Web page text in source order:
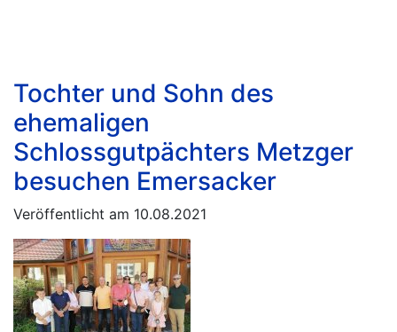
Tochter und Sohn des
ehemaligen
Schlossgutpächters Metzger
besuchen Emersacker
Veröffentlicht am 10.08.2021